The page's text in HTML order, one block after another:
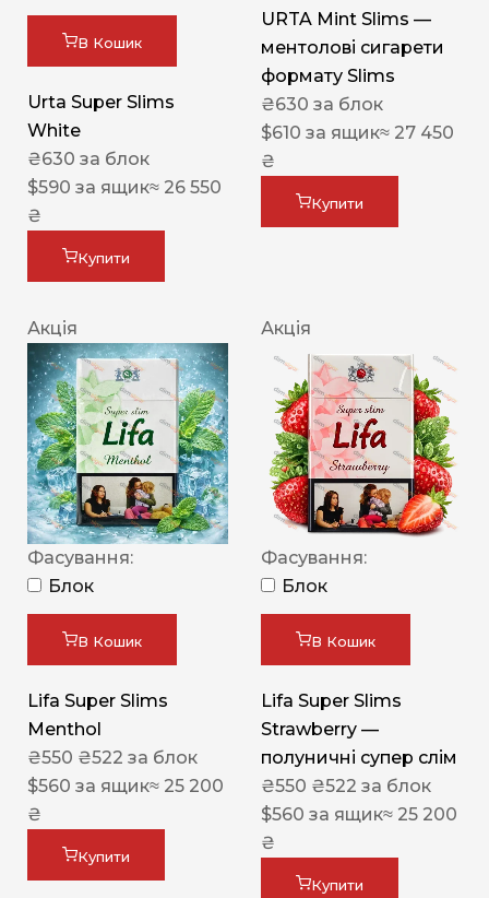
В Кошик
Urta Super Slims
White
₴630 за блок
$590 за ящик≈ 26 550
₴
Купити
URTA Mint Slims —
ментолові сигарети
формату Slims
₴630 за блок
$610 за ящик≈ 27 450
₴
Купити
Акція
Фасування:
Блок
В Кошик
Lifa Super Slims
Menthol
₴550 ₴522 за блок
$560 за ящик≈ 25 200
₴
Купити
Акція
Фасування:
Блок
В Кошик
Lifa Super Slims
Strawberry —
полуничні супер слім
₴550 ₴522 за блок
$560 за ящик≈ 25 200
₴
Купити